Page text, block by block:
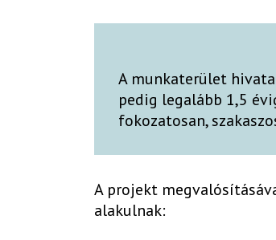
A munkaterület
pedig legalább 1,5
fokozatosan,
A projekt
alakulnak: